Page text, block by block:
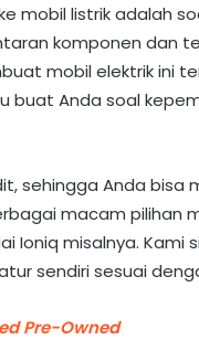
mobil listrik adalah
komponen dan
mobil elektrik ini
buat Anda soal
sehingga Anda bisa
macam pilihan
Ioniq misalnya.
sendiri sesuai
Pre-Owned